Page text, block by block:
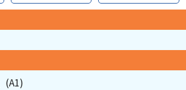
(A1)